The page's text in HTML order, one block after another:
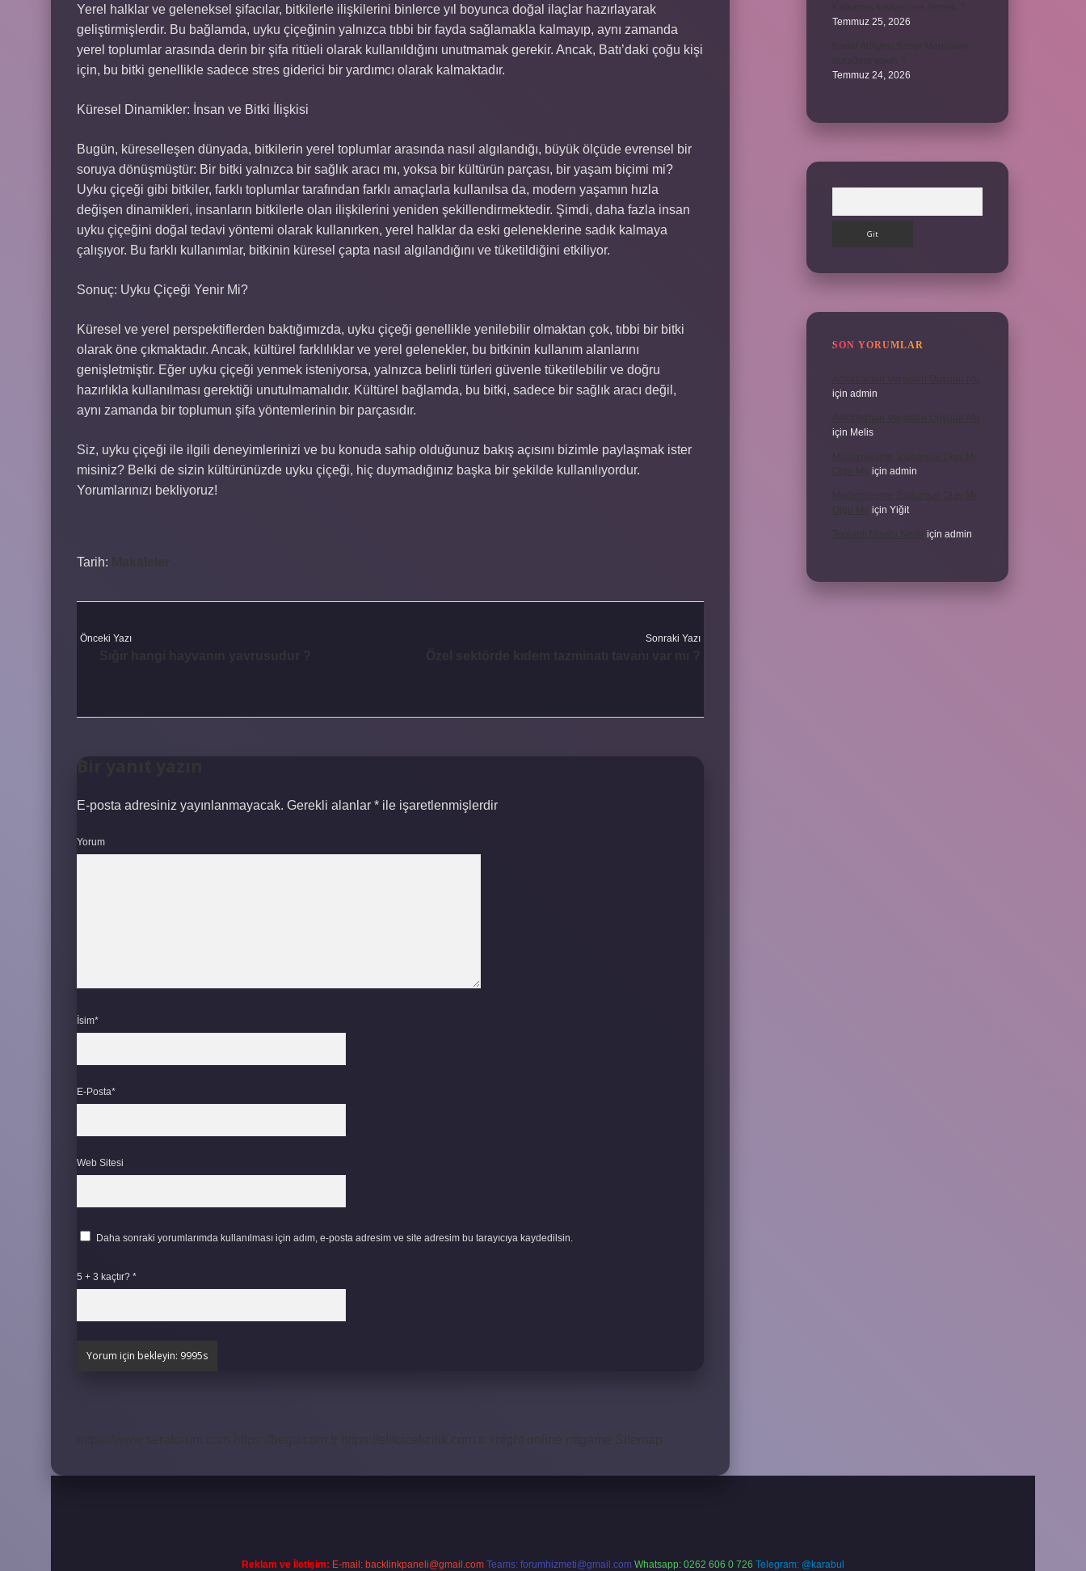
Yerel halklar ve geleneksel şifacılar, bitkilerle ilişkilerini binlerce yıl boyunca doğal ilaçlar hazırlayarak
geliştirmişlerdir. Bu bağlamda, uyku çiçeğinin yalnızca tıbbi bir fayda sağlamakla kalmayıp, aynı zamanda
yerel toplumlar arasında derin bir şifa ritüeli olarak kullanıldığını unutmamak gerekir. Ancak, Batı’daki çoğu kişi
için, bu bitki genellikle sadece stres giderici bir yardımcı olarak kalmaktadır.
Küresel Dinamikler: İnsan ve Bitki İlişkisi
Bugün, küreselleşen dünyada, bitkilerin yerel toplumlar arasında nasıl algılandığı, büyük ölçüde evrensel bir
soruya dönüşmüştür: Bir bitki yalnızca bir sağlık aracı mı, yoksa bir kültürün parçası, bir yaşam biçimi mi?
Uyku çiçeği gibi bitkiler, farklı toplumlar tarafından farklı amaçlarla kullanılsa da, modern yaşamın hızla
değişen dinamikleri, insanların bitkilerle olan ilişkilerini yeniden şekillendirmektedir. Şimdi, daha fazla insan
uyku çiçeğini doğal tedavi yöntemi olarak kullanırken, yerel halklar da eski geleneklerine sadık kalmaya
çalışıyor. Bu farklı kullanımlar, bitkinin küresel çapta nasıl algılandığını ve tüketildiğini etkiliyor.
Sonuç: Uyku Çiçeği Yenir Mi?
Küresel ve yerel perspektiflerden baktığımızda, uyku çiçeği genellikle yenilebilir olmaktan çok, tıbbi bir bitki
olarak öne çıkmaktadır. Ancak, kültürel farklılıklar ve yerel gelenekler, bu bitkinin kullanım alanlarını
genişletmiştir. Eğer uyku çiçeği yenmek isteniyorsa, yalnızca belirli türleri güvenle tüketilebilir ve doğru
hazırlıkla kullanılması gerektiği unutulmamalıdır. Kültürel bağlamda, bu bitki, sadece bir sağlık aracı değil,
aynı zamanda bir toplumun şifa yöntemlerinin bir parçasıdır.
Siz, uyku çiçeği ile ilgili deneyimlerinizi ve bu konuda sahip olduğunuz bakış açısını bizimle paylaşmak ister
misiniz? Belki de sizin kültürünüzde uyku çiçeği, hiç duymadığınız başka bir şekilde kullanılıyordur.
Yorumlarınızı bekliyoruz!
Tarih: Makaleler
Önceki Yazı Sonraki Yazı
Bir yanıt yazın
E-posta adresiniz yayınlanmayacak. Gerekli alanlar * ile işaretlenmişlerdir
Yorum
İsim*
E-Posta*
Web Sitesi
Daha sonraki yorumlarımda kullanılması için adım, e-posta adresim ve site adresim bu tarayıcıya kaydedilsin.
5 + 3 kaçtır? *
https://begu.com.tr https://elifcicekcilik.com.tr knight online nttgame Sitemap
Temmuz 25, 2026
Temmuz 24, 2026
SON YORUMLAR
için admin
için Melis
için admin
için Yiğit
için admin
Reklam ve İletişim: E-mail: backlinkpaneli@gmail.com Teams: forumhizmeti@gmail.com Whatsapp: 0262 606 0 726 Telegram: @karabul